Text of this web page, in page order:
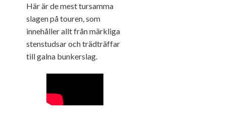
Här är de mest tursamma
slagen på touren, som
innehåller allt från märkliga
stenstudsar och trädträffar
till galna bunkerslag.